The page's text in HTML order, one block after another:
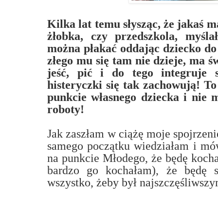
Kilka lat temu słysząc, że jakaś
żłobka, czy przedszkola,
można płakać oddając dziecko
złego mu się tam nie dzieje, ma
jeść, pić i do tego integruje
histeryczki się tak zachowują!
punkcie własnego dziecka i nie
roboty!
Jak zaszłam w ciążę moje
samego początku wiedziałam i
na punkcie Młodego, że będę
bardzo go kochałam), że
wszystko, żeby był